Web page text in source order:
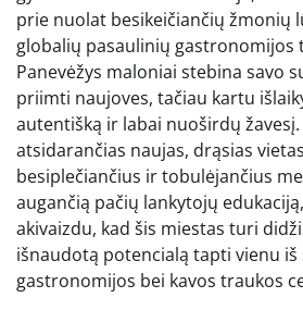
prie nuolat besikeičiančių žmonių
globalių pasaulinių gastronomijos
Panevėžys maloniai stebina savo
priimti naujoves, tačiau kartu
autentišką ir labai nuoširdų
atsidarančias naujas, drąsias
besiplečiančius ir tobulėjančius
augančią pačių lankytojų
akivaizdu, kad šis miestas turi
išnaudotą potencialą tapti vienu
gastronomijos bei kavos traukos